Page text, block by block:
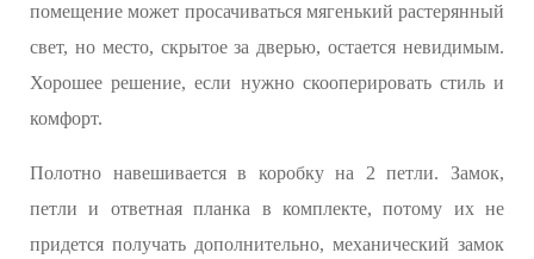
помещение может просачиваться мягенький растерянный
свет, но место, скрытое за дверью, остается невидимым.
Хорошее решение, если нужно скооперировать стиль и
комфорт.
Полотно навешивается в коробку на 2 петли. Замок,
петли и ответная планка в комплекте, потому их не
придется получать дополнительно, механический замок